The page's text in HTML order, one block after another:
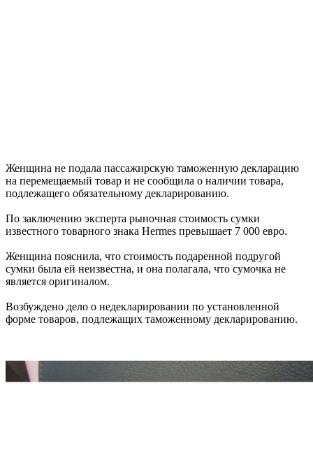
Женщина не подала пассажирскую таможенную декларацию
на перемещаемый товар и не сообщила о наличии товара,
подлежащего обязательному декларированию.
По заключению эксперта рыночная стоимость сумки
известного товарного знака Hermes превышает 7 000 евро.
Женщина пояснила, что стоимость подаренной подругой
сумки была ей неизвестна, и она полагала, что сумочка не
является оригиналом.
Возбуждено дело о недекларировании по установленной
форме товаров, подлежащих таможенному декларированию.